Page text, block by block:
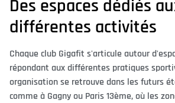
Des espaces dédiés
différentes activités
Chaque club Gigafit s'articule autour
répondant aux différentes pratiques
organisation se retrouve dans les futurs
comme à Gagny ou Paris 13ème, où les